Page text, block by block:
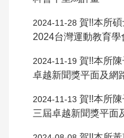
2024-11-28 賀!!本所
2024台灣運動教育
2024-11-19 賀!!本所
卓越新聞獎平面及網
2024-11-13 賀!!本所
三屆卓越新聞獎平面